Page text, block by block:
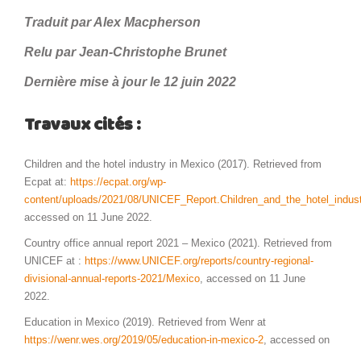
Traduit par Alex Macpherson
Relu par Jean-Christophe Brunet
Dernière mise à jour le 12 juin 2022
Travaux cités :
Children and the hotel industry in Mexico (2017). Retrieved from
Ecpat at: https://ecpat.org/wp-
content/uploads/2021/08/
accessed on 11 June 2022.
Country office annual report 2021 – Mexico (2021). Retrieved from
UNICEF at : https://www.UNICEF.org/reports/country-regional-
divisional-annual-reports-2021/Mexico, accessed on 11 June
2022.
Education in Mexico (2019). Retrieved from Wenr at
https://wenr.wes.org/2019/05/education-in-mexico-2, accessed on